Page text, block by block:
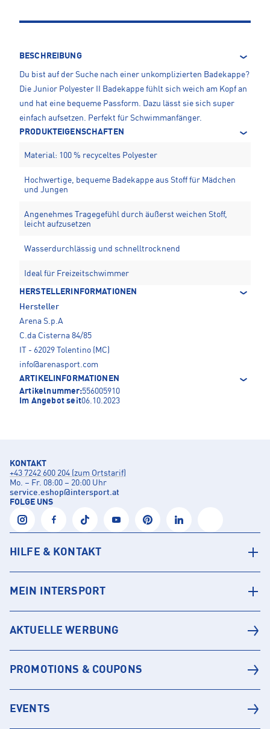
BESCHREIBUNG
Du bist auf der Suche nach einer unkomplizierten Badekappe?
Die Junior Polyester II Badekappe fühlt sich weich am Kopf an
und hat eine bequeme Passform. Dazu lässt sie sich super
einfach aufsetzen. Perfekt für Schwimmanfänger.
PRODUKTEIGENSCHAFTEN
Material: 100 % recyceltes Polyester
Hochwertige, bequeme Badekappe aus Stoff für Mädchen
und Jungen
Angenehmes Tragegefühl durch äußerst weichen Stoff,
leicht aufzusetzen
Wasserdurchlässig und schnelltrocknend
Ideal für Freizeitschwimmer
HERSTELLERINFORMATIONEN
Hersteller
Arena S.p.A
C.da Cisterna 84/85
IT - 62029 Tolentino (MC)
info@arenasport.com
ARTIKELINFORMATIONEN
Artikelnummer:556005910
Im Angebot seit06.10.2023
KONTAKT
+43 7242 600 204 (zum Ortstarif)
Mo. – Fr. 08:00 – 20:00 Uhr
service.eshop@intersport.at
FOLGE UNS
HILFE & KONTAKT
MEIN INTERSPORT
AKTUELLE WERBUNG
PROMOTIONS & COUPONS
EVENTS